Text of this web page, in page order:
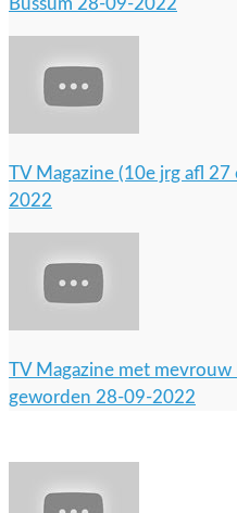
Bussum 28-09-2022
TV Magazine (10e jrg afl
2022
TV Magazine met
geworden 28-09-2022